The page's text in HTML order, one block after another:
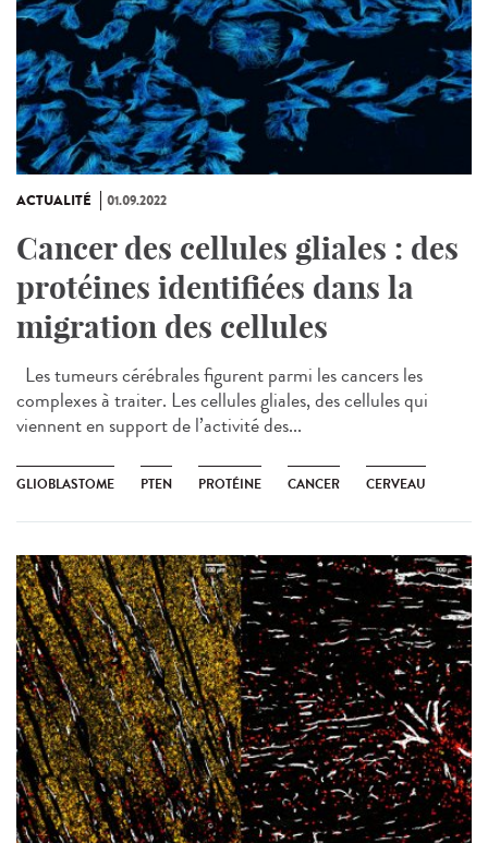
ACTUALITÉ 01.09.2022
Cancer des cellules gliales : des
protéines identifiées dans la
migration des cellules
Les tumeurs cérébrales figurent parmi les cancers les
complexes à traiter. Les cellules gliales, des cellules qui
viennent en support de l’activité des...
GLIOBLASTOME PTEN PROTÉINE CANCER CERVEAU